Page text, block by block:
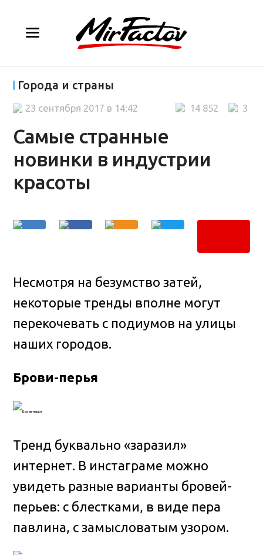
Города и страны
Самые странные
новинки в индустрии
красоты
3
14 852
23 сентября 2017 в 14:42
Несмотря на безумство затей,
некоторые тренды вполне могут
перекочевать с подиумов на улицы
наших городов.
Брови-перья
Тренд буквально «заразил»
интернет. В инстаграме можно
увидеть разные варианты бровей-
перьев: с блестками, в виде пера
павлина, с замысловатым узором.